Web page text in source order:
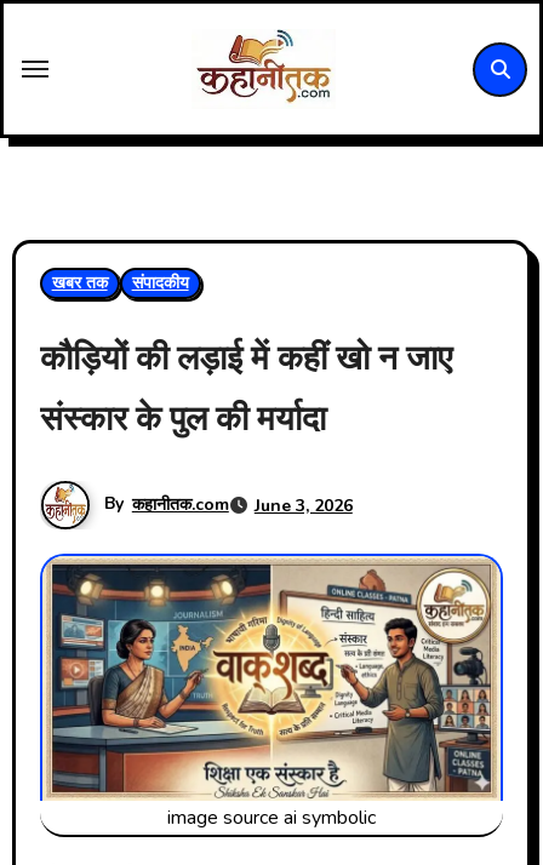
content
खबर तक संपादकीय
कौड़ियों की लड़ाई में कहीं खो न जाए
संस्कार के पुल की मर्यादा
By कहानीतक.com June 3, 2026
image source ai symbolic